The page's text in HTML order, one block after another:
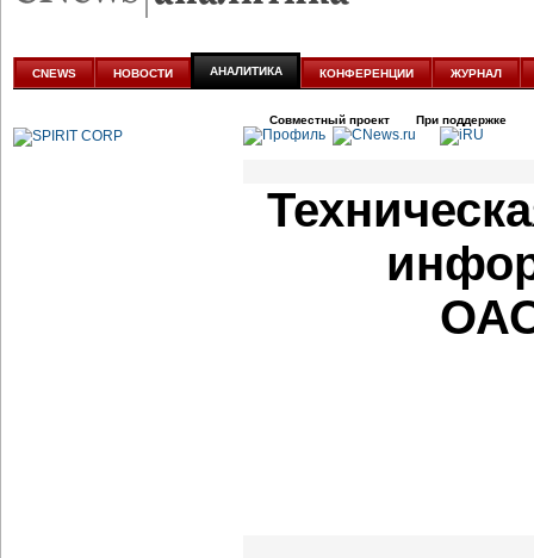
аналитике
CNEWS НОВОСТИ АНАЛИТИКА КОНФЕРЕНЦИИ ЖУРНАЛ
Совместный проект При поддержке